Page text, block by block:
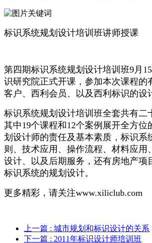
标识系统规划设计培训班讲师授课
第四期标识系统规划设计培训班9月
识研究院正式开课，参加本次课程的
客户、西利会员、以及西利标识的设
标识系统规划设计培训班全套共有二
其中19个课程和12个案例展开全方位
划设计师的责任及基本素质，标识系
则、技术应用、操作流程、材料应用
设计、以及后期服务，还有房地产项
标识系统的规划设计。
更多精彩，请关注www.xiliclub.com
上一篇 : 城市规划和标识设计的关系
下一篇 : 2011年标识设计师培训班